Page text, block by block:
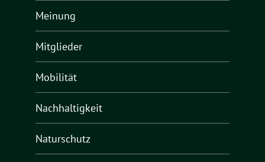
Meinung
Mitglieder
Mobilität
Nachhaltigkeit
Naturschutz